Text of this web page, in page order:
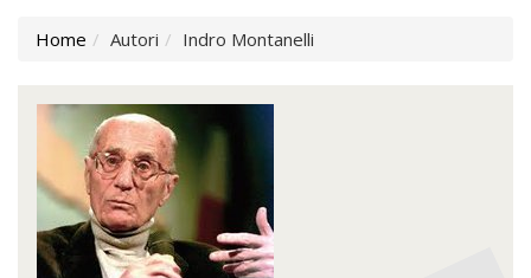
Home Autori Indro Montanelli